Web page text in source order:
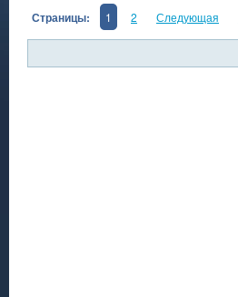
Страницы: 1 2 Следующая